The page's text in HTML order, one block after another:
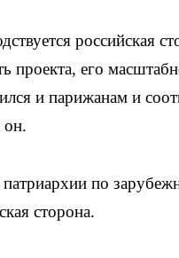
российская
проекта, его
и парижанам и
он.
по
сторона.